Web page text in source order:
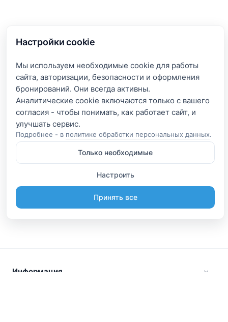
Настройки cookie
Мы используем необходимые cookie для работы
сайта, авторизации, безопасности и оформления
бронирований. Они всегда активны.
Аналитические cookie включаются только с вашего
согласия - чтобы понимать, как работает сайт, и
Подробнее - в политике обработки персональных данных.
Только необходимые
Настроить
Принять все
Информация